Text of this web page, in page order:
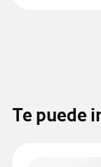
Te puede